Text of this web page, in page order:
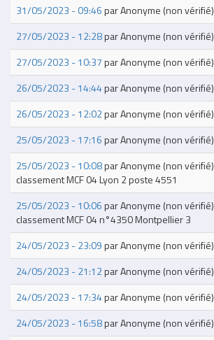
31/05/2023 - 09:46parAnonyme (non vérifié)
27/05/2023 - 12:28parAnonyme (non vérifié)
27/05/2023 - 10:37parAnonyme (non vérifié)
26/05/2023 - 14:44parAnonyme (non vérifié)
26/05/2023 - 12:02parAnonyme (non vérifié)
25/05/2023 - 17:16parAnonyme (non vérifié)
25/05/2023 - 10:08parAnonyme (non vérifié)
classement MCF 04 Lyon 2 poste 4551
25/05/2023 - 10:06parAnonyme (non vérifié)
classement MCF 04 n°4350 Montpellier 3
24/05/2023 - 23:09parAnonyme (non vérifié)
24/05/2023 - 21:12parAnonyme (non vérifié)
24/05/2023 - 17:34parAnonyme (non vérifié)
24/05/2023 - 16:58parAnonyme (non vérifié)